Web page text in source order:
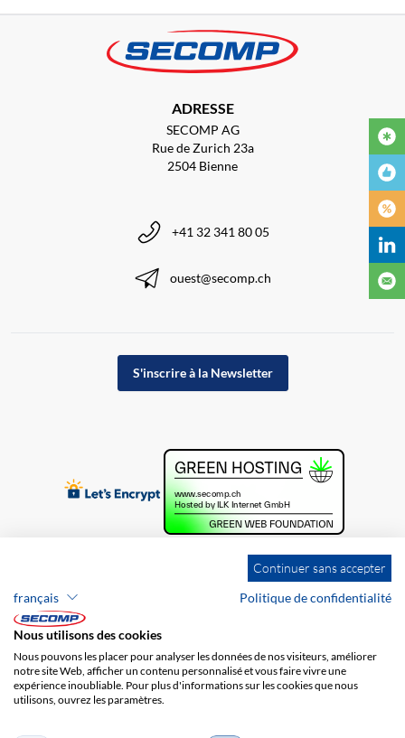
ADRESSE
SECOMP AG
Rue de Zurich 23a
2504 Bienne
+41 32 341 80 05
ouest@secomp.ch
S'inscrire à la Newsletter
Brands
Protection des données
Frais de port
Continuer sans accepter
français
Politique de confidentialité
Nous utilisons des cookies
Nous pouvons les placer pour analyser les données de nos visiteurs, améliorer
notre site Web, afficher un contenu personnalisé et vous faire vivre une
expérience inoubliable. Pour plus d'informations sur les cookies que nous
utilisons, ouvrez les paramètres.